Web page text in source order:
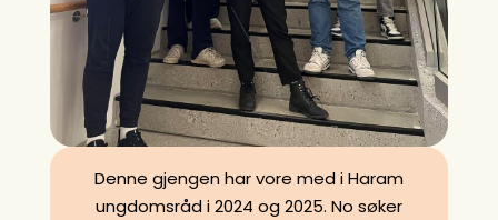
Denne gjengen har vore med i Haram
ungdomsråd i 2024 og 2025. No søker